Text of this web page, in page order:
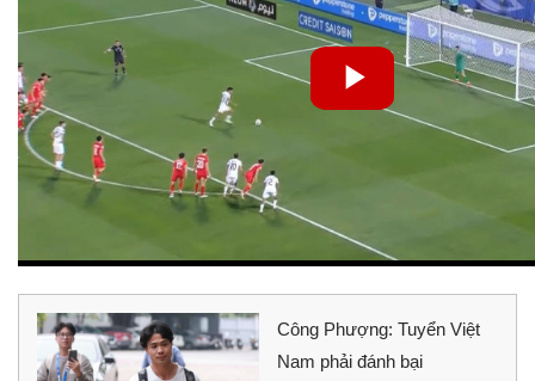
Công Phượng: Tuyển Việt
Nam phải đánh bại